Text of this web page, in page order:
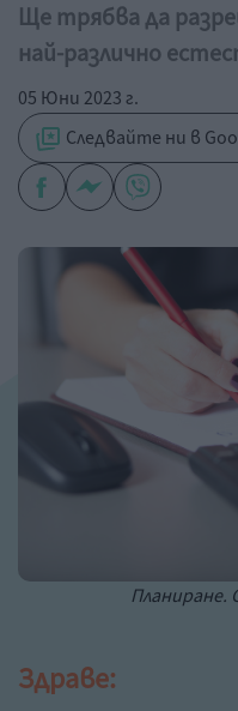
Ще трябва да
най-различно
05 Юни 2023 г.
Следвайте ни в
Планиране.
Здраве: